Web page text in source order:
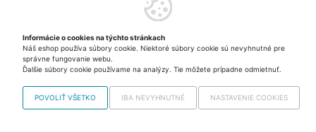
AGRO Vitality Komplex muškát, surfínia,
probiotikum 1l
AGRO Vitality komplex Muškát a surfinie je
jedinečný prípravok ideálny pre všetky druhy
balkónových rastlín ako sú muškáty, surfínie,
Informácie o cookies na týchto stránkach
Náš eshop používa súbory cookie. Niektoré súbory cookie sú nevyhnutné pre
správne fungovanie webu.
Ďalšie súbory cookie používame na analýzy. Tie môžete prípadne odmietnuť.
POVOLIŤ VŠETKO IBA NEVYHNUTNÉ NASTAVENIE COOKIES